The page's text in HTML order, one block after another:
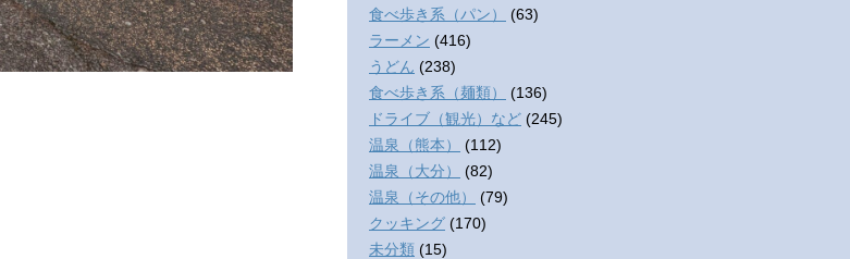
食べ歩き系（パン）
(63)
ラーメン (416)
うどん (238)
食べ歩き系（麺類）
(136)
ドライブ（観光）など (245)
温泉（熊本）
(112)
温泉（大分）
(82)
温泉（その他）
(79)
クッキング (170)
未分類 (15)